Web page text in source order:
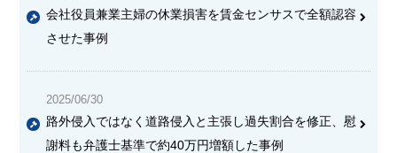
会社役員兼業主婦の休業損害を賃金センサスで全額認容
させた事例
2025/06/30
路外侵入ではなく道路侵入と主張し過失割合を修正、慰
謝料も弁護士基準で約40万円増額した事例